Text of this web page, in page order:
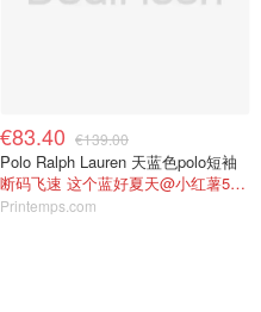
€83.40 €139.00
Polo Ralph Lauren 天蓝色polo短袖
断码飞速 这个蓝好夏天@小红薯5EFC94B8
Printemps.com